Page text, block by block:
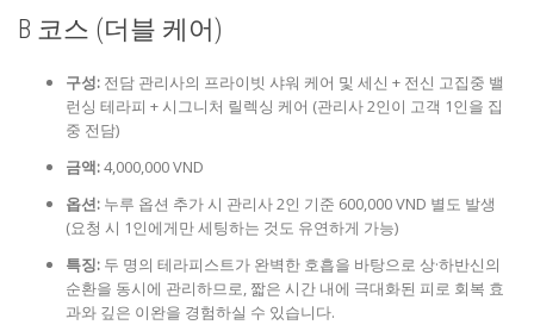
B 코스 (더블 케어)
구성: 전담 관리사의 프라이빗 샤워 케어 및 세신 + 전신 고집중 밸
런싱 테라피 + 시그니처 릴렉싱 케어 (관리사 2인이 고객 1인을 집
중 전담)
금액:4,000,000 VND
옵션: 누루 옵션 추가 시 관리사 2인 기준 600,000 VND 별도 발생
(요청 시 1인에게만 세팅하는 것도 유연하게 가능)
특징: 두 명의 테라피스트가 완벽한 호흡을 바탕으로 상·하반신의
순환을 동시에 관리하므로, 짧은 시간 내에 극대화된 피로 회복 효
과와 깊은 이완을 경험하실 수 있습니다.